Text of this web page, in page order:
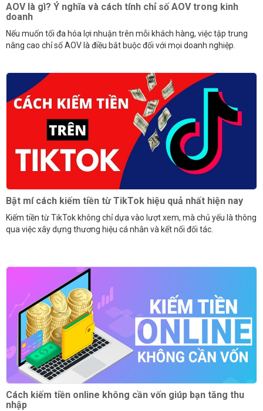
AOV là gì? Ý nghĩa và cách tính chỉ số AOV trong kinh
doanh
Nếu muốn tối đa hóa lợi nhuận trên mỗi khách hàng, việc tập trung
nâng cao chỉ số AOV là điều bắt buộc đối với mọi doanh nghiệp.
Bật mí cách kiếm tiền từ TikTok hiệu quả nhất hiện nay
Kiếm tiền từ TikTok không chỉ dựa vào lượt xem, mà chủ yếu là thông
qua việc xây dựng thương hiệu cá nhân và kết nối đối tác.
Cách kiếm tiền online không cần vốn giúp bạn tăng thu
nhập